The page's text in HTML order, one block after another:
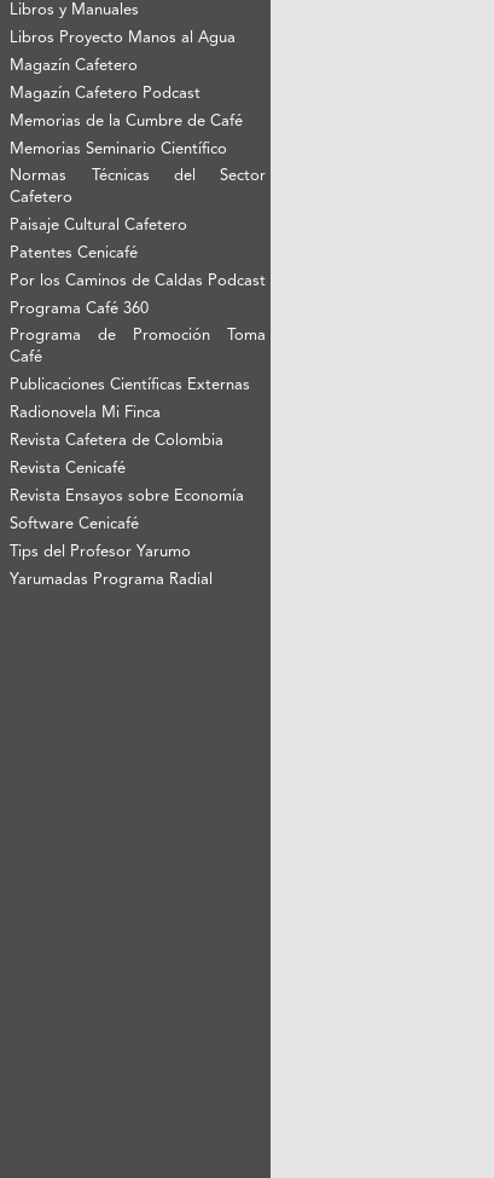
Libros y Manuales
Libros Proyecto Manos al Agua
Magazín Cafetero
Magazín Cafetero Podcast
Memorias de la Cumbre de Café
Memorias Seminario Científico
Normas Técnicas del Sector
Cafetero
Paisaje Cultural Cafetero
Patentes Cenicafé
Por los Caminos de Caldas Podcast
Programa Café 360
Programa de Promoción Toma
Café
Publicaciones Científicas Externas
Radionovela Mi Finca
Revista Cafetera de Colombia
Revista Cenicafé
Revista Ensayos sobre Economía
Software Cenicafé
Tips del Profesor Yarumo
Yarumadas Programa Radial